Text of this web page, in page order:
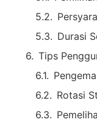
Durasi
Tips
Rotasi